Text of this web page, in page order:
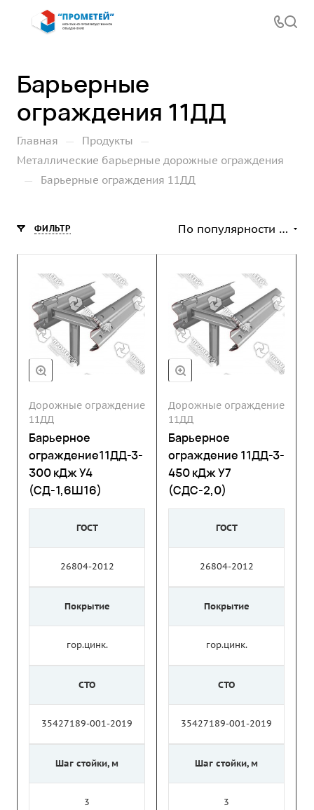
Барьерные
ограждения 11ДД
Главная — Продукты —
Металлические барьерные дорожные ограждения
— Барьерные ограждения 11ДД
ФИЛЬТР По популярности (возрастание)
Дорожные ограждение
11ДД
Барьерное
ограждение11ДД-3-
300 кДж У4
(СД-1,6Ш16)
ГОСТ
26804-2012
Покрытие
гор.цинк.
СТО
35427189-001-2019
Шаг стойки, м
3
Дорожные ограждение
11ДД
Барьерное
ограждение 11ДД-3-
450 кДж У7
(СДС-2,0)
ГОСТ
26804-2012
Покрытие
гор.цинк.
СТО
35427189-001-2019
Шаг стойки, м
3